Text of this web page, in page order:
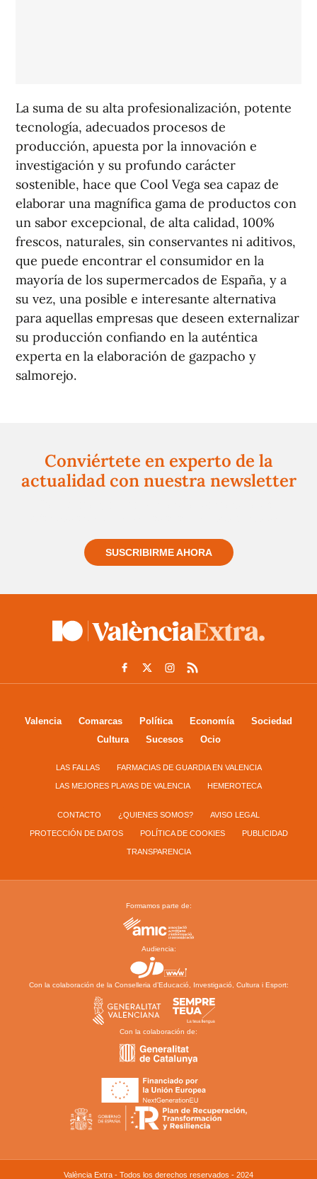
La suma de su alta profesionalización, potente
tecnología, adecuados procesos de
producción, apuesta por la innovación e
investigación y su profundo carácter
sostenible, hace que Cool Vega sea capaz de
elaborar una magnífica gama de productos con
un sabor excepcional, de alta calidad, 100%
frescos, naturales, sin conservantes ni aditivos,
que puede encontrar el consumidor en la
mayoría de los supermercados de España, y a
su vez, una posible e interesante alternativa
para aquellas empresas que deseen externalizar
su producción confiando en la auténtica
experta en la elaboración de gazpacho y
salmorejo.
Conviértete en experto de la
actualidad con nuestra newsletter
SUSCRIBIRME AHORA
Valencia Comarcas Política Economía
Sociedad
Cultura
Sucesos Ocio
LAS FALLAS FARMACIAS DE GUARDIA EN VALENCIA
LAS MEJORES PLAYAS DE VALENCIA HEMEROTECA
CONTACTO ¿QUIENES SOMOS? AVISO LEGAL
PROTECCIÓN DE DATOS POLÍTICA DE COOKIES PUBLICIDAD
TRANSPARENCIA
Formamos parte de:
Audiencia:
Con la colaboración de la Conselleria d’Educació, Investigació, Cultura i Esport:
Con la colaboración de:
València Extra - Todos los derechos reservados - 2024